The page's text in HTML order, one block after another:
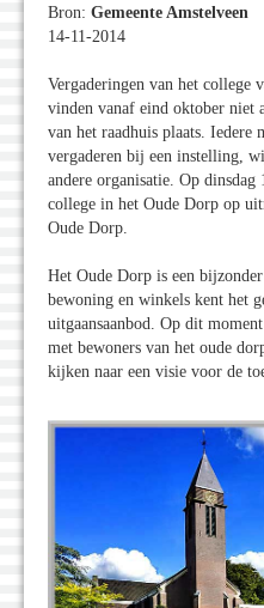
Bron: Gemeente Amstelveen
14-11-2014
Vergaderingen van het college
vinden vanaf eind oktober niet
van het raadhuis plaats. Iedere
vergaderen bij een instelling,
andere organisatie. Op
college in het Oude Dorp op
Oude Dorp.
Het Oude Dorp is een
bewoning en winkels kent het
uitgaansaanbod. Op dit
met bewoners van het oude
kijken naar een visie voor de